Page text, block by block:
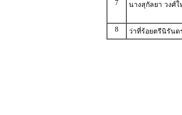
7
นางสุกัลยา วงศ์
8 ว่าที่ร้อยตรีนิรันด